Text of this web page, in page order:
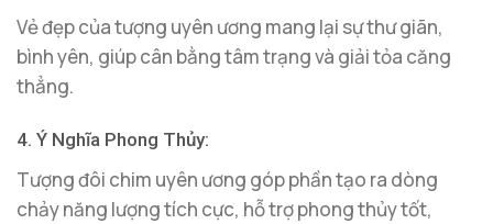
Vẻ đẹp của tượng uyên ương mang lại sự thư giãn,
bình yên, giúp cân bằng tâm trạng và giải tỏa căng
thẳng.
4. Ý Nghĩa Phong Thủy:
Tượng đôi chim uyên ương góp phần tạo ra dòng
chảy năng lượng tích cực, hỗ trợ phong thủy tốt,